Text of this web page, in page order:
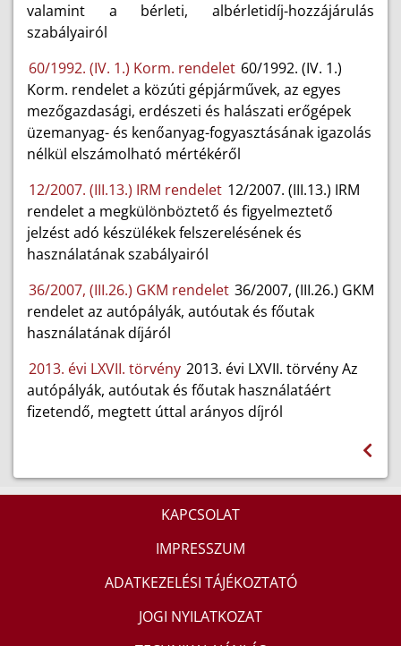
valamint a bérleti, albérletidíj-hozzájárulás
szabályairól
60/1992. (IV. 1.) Korm. rendelet 60/1992. (IV. 1.)
Korm. rendelet a közúti gépjárművek, az egyes
mezőgazdasági, erdészeti és halászati erőgépek
üzemanyag- és kenőanyag-fogyasztásának igazolás
nélkül elszámolható mértékéről
12/2007. (III.13.) IRM rendelet 12/2007. (III.13.) IRM
rendelet a megkülönböztető és figyelmeztető
jelzést adó készülékek felszerelésének és
használatának szabályairól
36/2007, (III.26.) GKM rendelet 36/2007, (III.26.) GKM
rendelet az autópályák, autóutak és főutak
használatának díjáról
2013. évi LXVII. törvény 2013. évi LXVII. törvény Az
autópályák, autóutak és főutak használatáért
fizetendő, megtett úttal arányos díjról
KAPCSOLAT
IMPRESSZUM
ADATKEZELÉSI TÁJÉKOZTATÓ
JOGI NYILATKOZAT